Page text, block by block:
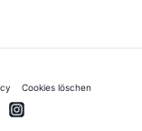
Cookies löschen